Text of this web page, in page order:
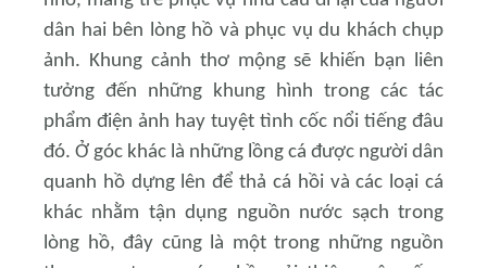
dân hai bên lòng hồ và phục vụ du khách chụp
ảnh. Khung cảnh thơ mộng sẽ khiến bạn liên
tưởng đến những khung hình trong các tác
phẩm điện ảnh hay tuyệt tình cốc nổi tiếng đâu
đó. Ở góc khác là những lồng cá được người dân
quanh hồ dựng lên để thả cá hồi và các loại cá
khác nhằm tận dụng nguồn nước sạch trong
lòng hồ, đây cũng là một trong những nguồn